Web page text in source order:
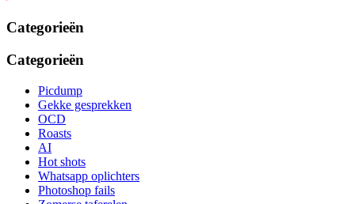
Categorieën
Categorieën
Picdump
Gekke gesprekken
OCD
Roasts
AI
Hot shots
Whatsapp oplichters
Photoshop fails